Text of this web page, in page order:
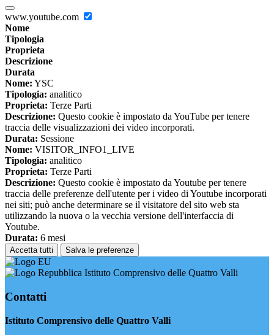
www.youtube.com
Nome
Tipologia
Proprieta
Descrizione
Durata
Nome: YSC
Tipologia: analitico
Proprieta: Terze Parti
Descrizione: Questo cookie è impostato da YouTube per tenere
traccia delle visualizzazioni dei video incorporati.
Durata: Sessione
Nome: VISITOR_INFO1_LIVE
Tipologia: analitico
Proprieta: Terze Parti
Descrizione: Questo cookie è impostato da Youtube per tenere
traccia delle preferenze dell'utente per i video di Youtube incorporati
nei siti; può anche determinare se il visitatore del sito web sta
utilizzando la nuova o la vecchia versione dell'interfaccia di
Youtube.
Durata: 6 mesi
Accetta tutti Salva le preferenze
Istituto Comprensivo delle Quattro Valli
Contatti
Istituto Comprensivo delle Quattro Valli